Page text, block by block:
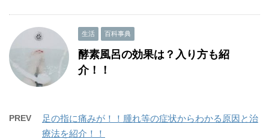
生活 百科事典
酵素風呂の効果は？入り方も紹
介！！
PREV
足の指に痛みが！！腫れ等の症状からわかる原因と治
療法を紹介！！